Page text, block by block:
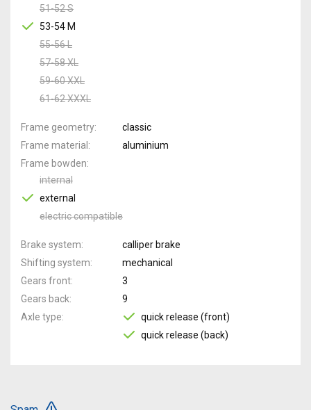
51-52 S
53-54 M
55-56 L
57-58 XL
59-60 XXL
61-62 XXXL
Frame geometry
classic
Frame material
aluminium
Frame bowden
internal
external
electric compatible
Brake system
calliper brake
Shifting system
mechanical
Gears front
3
Gears back
9
Axle type
quick release (front)
quick release (back)